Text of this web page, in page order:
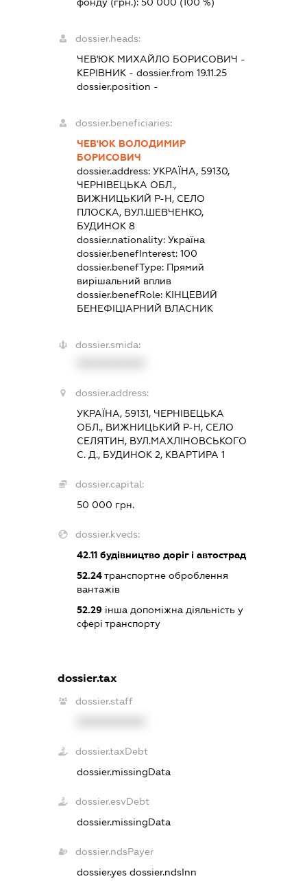
dossier.heads:
ЧЕВ'ЮК МИХАЙЛО БОРИСОВИЧ -
КЕРІВНИК - dossier.from 19.11.25
dossier.position -
dossier.beneficiaries:
ЧЕВ'ЮК ВОЛОДИМИР
БОРИСОВИЧ
dossier.address: УКРАЇНА, 59130,
ЧЕРНІВЕЦЬКА ОБЛ.,
ВИЖНИЦЬКИЙ Р-Н, СЕЛО
ПЛОСКА, ВУЛ.ШЕВЧЕНКО,
БУДИНОК 8
dossier.nationality: Україна
dossier.benefInterest: 100
dossier.benefType: Прямий
вирішальний вплив
dossier.benefRole: КІНЦЕВИЙ
БЕНЕФІЦІАРНИЙ ВЛАСНИК
dossier.smida:
dossier.address:
УКРАЇНА, 59131, ЧЕРНІВЕЦЬКА
ОБЛ., ВИЖНИЦЬКИЙ Р-Н, СЕЛО
СЕЛЯТИН, ВУЛ.МАХЛІНОВСЬКОГО
С. Д., БУДИНОК 2, КВАРТИРА 1
dossier.capital:
50 000 грн.
dossier.kveds:
42.11будівництво доріг і автострад
52.24транспортне оброблення
вантажів
52.29інша допоміжна діяльність у
сфері транспорту
dossier.tax
dossier.staff
dossier.taxDebt
dossier.missingData
dossier.esvDebt
dossier.missingData
dossier.ndsPayer
dossier.yes dossier.ndsInn